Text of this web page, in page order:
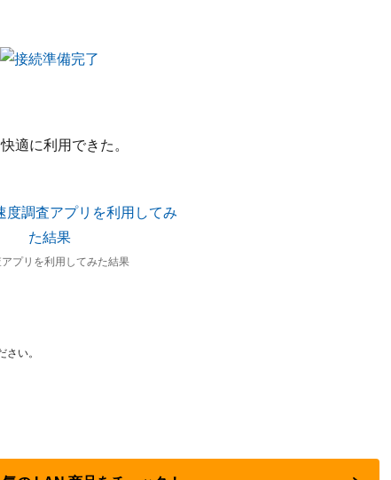
適に利用できた。
アプリを利用してみた結果
い。